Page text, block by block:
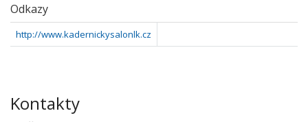
Odkazy
http://www.kadernickysalonlk.cz
Kontakty